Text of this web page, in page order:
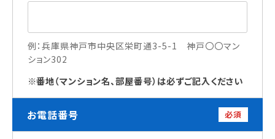
コックコート紹介
訪問者別
高校生の方へ
社会人・大学生・短大生の方へ
留学生の方へ(for Foreign Student)
例：兵庫県神戸市中央区栄町通3-5-1 神戸〇〇マン
ション302
番地（マンション名、部屋番号）は必ずご記入ください
お電話番号 必須